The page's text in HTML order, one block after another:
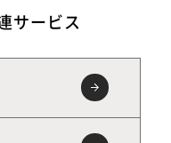
サービス